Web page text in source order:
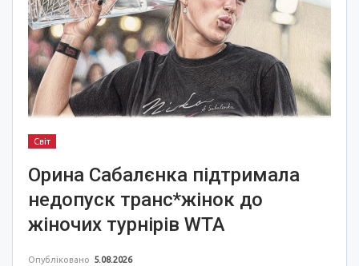
Світ
Орина Сабалєнка підтримала
недопуск транс*жінок до
жіночих турнірів WTA
Опубліковано 5.08.2026